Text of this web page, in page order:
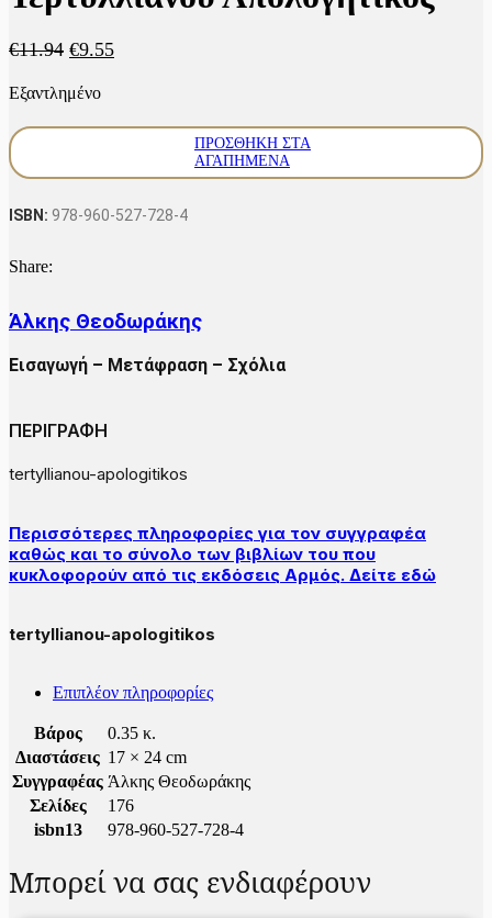
€11.94 Original
was:
€9.55Η
Εξαντλημένο
ΠΡΟΣΘΉΚΗ ΣΤΑ
ΑΓΑΠΗΜΈΝΑ
ISBN: 978-960-527-728-4
Share:
Άλκης Θεοδωράκης
Εισαγωγή – Μετάφραση – Σχόλια
ΠΕΡΙΓΡΑΦΗ
tertyllianou-apologitikos
Περισσότερες πληροφορίες για τον συγγραφέα
καθώς και το σύνολο των βιβλίων του που
κυκλοφορούν από τις εκδόσεις Αρμός. Δείτε εδώ
tertyllianou-apologitikos
Επιπλέον πληροφορίες
Βάρος
0.35 κ.
Διαστάσεις 17 × 24 cm
Συγγραφέας Άλκης Θεοδωράκης
Σελίδες
176
isbn13
978-960-527-728-4
Μπορεί να σας ενδιαφέρουν